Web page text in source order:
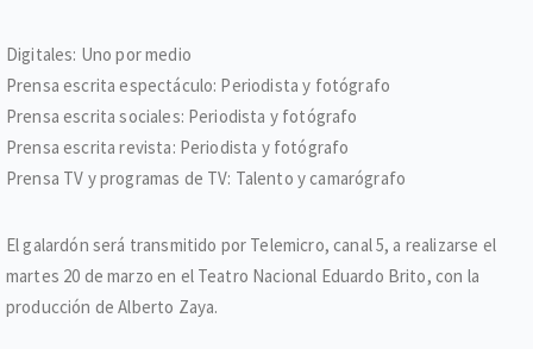
Digitales: Uno por medio
Prensa escrita espectáculo: Periodista y fotógrafo
Prensa escrita sociales: Periodista y fotógrafo
Prensa escrita revista: Periodista y fotógrafo
Prensa TV y programas de TV: Talento y camarógrafo
El galardón será transmitido por Telemicro, canal 5, a realizarse el
martes 20 de marzo en el Teatro Nacional Eduardo Brito, con la
producción de Alberto Zaya.